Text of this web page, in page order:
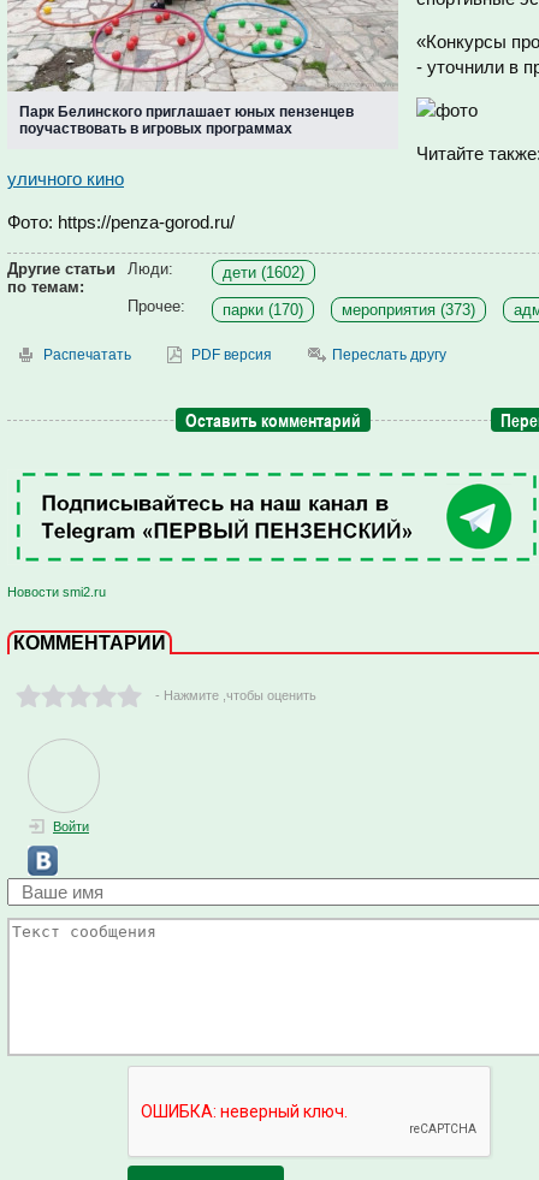
Парк Белинского приглашает юных пензенцев
поучаствовать в игровых программах
«Конкурсы
- уточнили в
Читайте
уличного кино
Фото: https://penza-gorod.ru/
Другие статьи
по темам:
Люди:
дети (1602)
Прочее:
парки (170) мероприятия (373)
Распечатать PDF версия Переслать другу
Оставить комментарий
Новости smi2.ru
КОММЕНТАРИИ
- Нажмите ,чтобы оценить
Войти